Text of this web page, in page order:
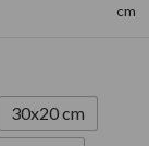
cm
30x20 cm